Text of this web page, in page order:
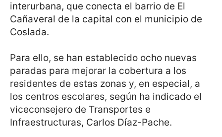
interurbana, que conecta el barrio de El
Cañaveral de la capital con el municipio de
Coslada.
Para ello, se han establecido ocho nuevas
paradas para mejorar la cobertura a los
residentes de estas zonas y, en especial, a
los centros escolares, según ha indicado el
viceconsejero de Transportes e
Infraestructuras, Carlos Díaz-Pache.